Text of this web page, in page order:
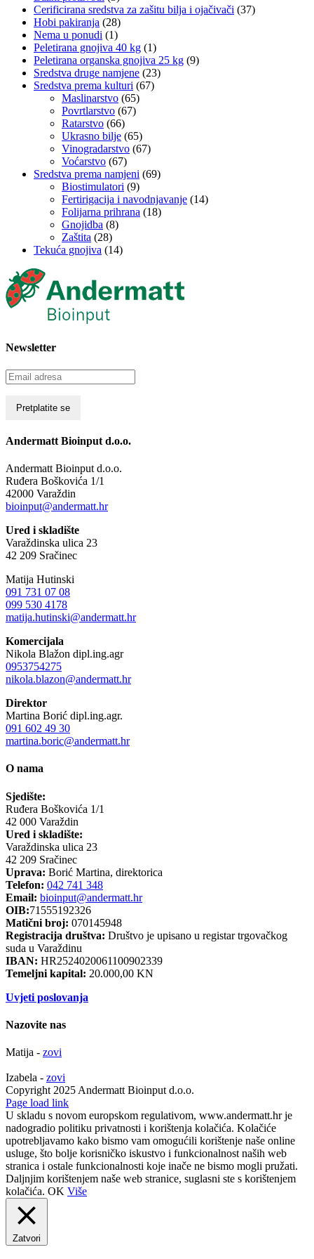
Cerificirana sredstva za zašitu bilja i ojačivači (37)
Hobi pakiranja (28)
Nema u ponudi (1)
Peletirana gnojiva 40 kg (1)
Peletirana organska gnojiva 25 kg (9)
Sredstva druge namjene (23)
Sredstva prema kulturi (67)
Maslinarstvo (65)
Povrtlarstvo (67)
Ratarstvo (66)
Ukrasno bilje (65)
Vinogradarstvo (67)
Voćarstvo (67)
Sredstva prema namjeni (69)
Biostimulatori (9)
Fertirigacija i navodnjavanje (14)
Folijarna prihrana (18)
Gnojidba (8)
Zaštita (28)
Tekuća gnojiva (14)
Newsletter
Andermatt Bioinput d.o.o.
Andermatt Bioinput d.o.o.
Ruđera Boškovića 1/1
42000 Varaždin
bioinput@andermatt.hr
Ured i skladište
Varaždinska ulica 23
42 209 Sračinec
Matija Hutinski
091 731 07 08
099 530 4178
matija.hutinski@andermatt.hr
Komercijala
Nikola Blažon dipl.ing.agr
0953754275
nikola.blazon@andermatt.hr
Direktor
Martina Borić dipl.ing.agr.
091 602 49 30
martina.boric@andermatt.hr
O nama
Sjedište:
Ruđera Boškovića 1/1
42 000 Varaždin
Ured i skladište:
Varaždinska ulica 23
42 209 Sračinec
Uprava: Borić Martina, direktorica
Telefon: 042 741 348
Email: bioinput@andermatt.hr
OIB:71555192326
Matični broj: 070145948
Registracija društva: Društvo je upisano u registar trgovačkog
suda u Varaždinu
IBAN: HR2524020061100902339
Temeljni kapital: 20.000,00 KN
Uvjeti poslovanja
Nazovite nas
Matija - zovi
Izabela - zovi
Copyright 2025 Andermatt Bioinput d.o.o.
Facebook
Page load link
U skladu s novom europskom regulativom, www.andermatt.hr je
nadogradio politiku privatnosti i korištenja kolačića. Kolačiće
upotrebljavamo kako bismo vam omogućili korištenje naše online
usluge, što bolje korisničko iskustvo i funkcionalnost naših web
stranica i ostale funkcionalnosti koje inače ne bismo mogli pružati.
Daljnjim korištenjem naše web stranice, suglasni ste s korištenjem
kolačića. OK Više
Zatvori